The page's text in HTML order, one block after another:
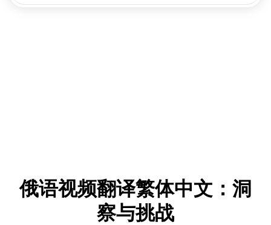
俄语视频翻译繁体中文：洞
察与挑战